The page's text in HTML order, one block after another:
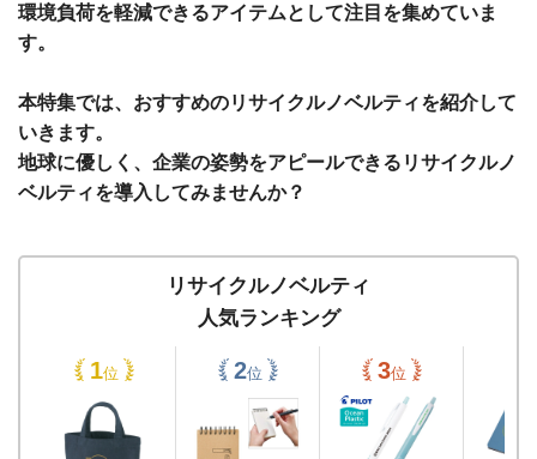
環境負荷を軽減できるアイテムとして注目を集めていま
す。
本特集では、おすすめのリサイクルノベルティを紹介して
いきます。
地球に優しく、企業の姿勢をアピールできるリサイクルノ
ベルティを導入してみませんか？
リサイクルノベルティ
人気ランキング
位 位 位